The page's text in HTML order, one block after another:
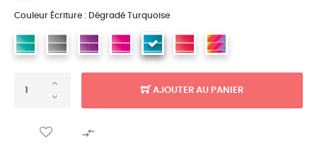
Couleur Écriture : Dégradé Turquoise
AJOUTER AU PANIER
